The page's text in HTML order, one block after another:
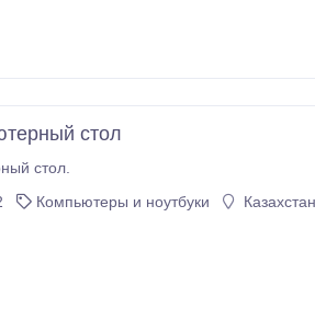
стол
стол.
Компьютеры и ноутбуки